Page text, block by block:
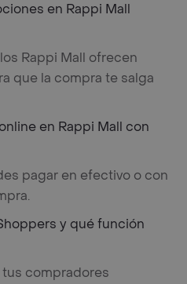
en Rappi Mall
Rappi Mall ofrecen
que la compra te salga
en Rappi Mall con
pagar en efectivo o con
y qué función
compradores